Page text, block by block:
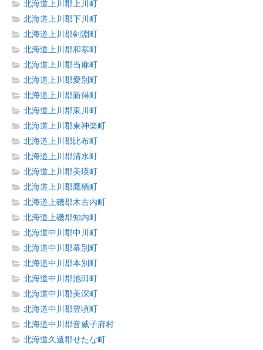
北海道上川郡上川町
北海道上川郡下川町
北海道上川郡剣淵町
北海道上川郡和寒町
北海道上川郡当麻町
北海道上川郡愛別町
北海道上川郡新得町
北海道上川郡東川町
北海道上川郡東神楽町
北海道上川郡比布町
北海道上川郡清水町
北海道上川郡美瑛町
北海道上川郡鷹栖町
北海道上磯郡木古内町
北海道上磯郡知内町
北海道中川郡中川町
北海道中川郡幕別町
北海道中川郡本別町
北海道中川郡池田町
北海道中川郡美深町
北海道中川郡豊頃町
北海道中川郡音威子府村
北海道久遠郡せたな町